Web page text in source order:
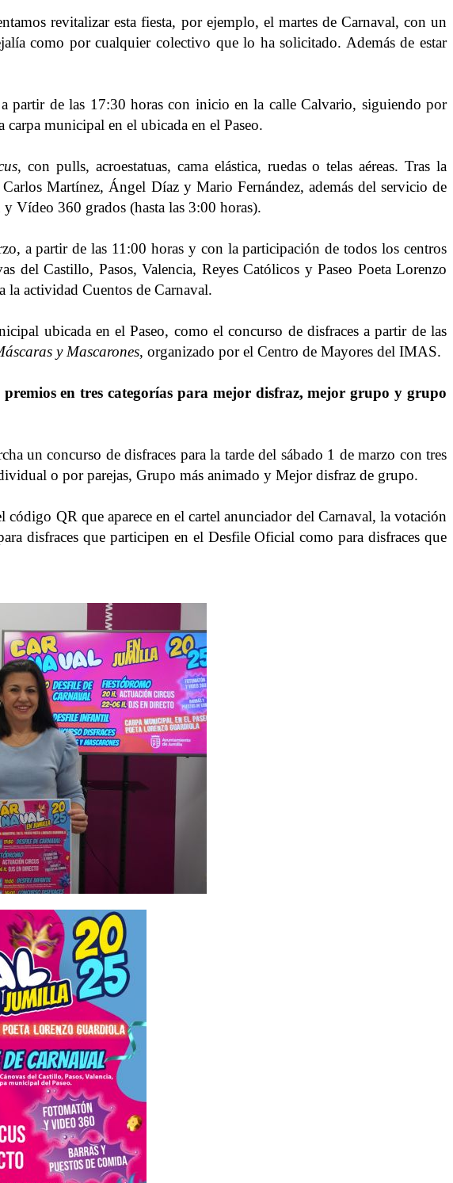
revitalizar esta fiesta, por ejemplo, el martes de Carnaval, con un
como por cualquier colectivo que lo ha solicitado. Además de estar
partir de las 17:30 horas con inicio en la calle Calvario, siguiendo por
municipal en el ubicada en el Paseo.
, con pulls, acroestatuas, cama elástica, ruedas o telas aéreas. Tras la
Martínez, Ángel Díaz y Mario Fernández, además del servicio de
Vídeo 360 grados (hasta las 3:00 horas).
a partir de las 11:00 horas y con la participación de todos los centros
del Castillo, Pasos, Valencia, Reyes Católicos y Paseo Poeta Lorenzo
la actividad Cuentos de Carnaval.
ubicada en el Paseo, como el concurso de disfraces a partir de las
y Mascarones, organizado por el Centro de Mayores del IMAS.
en tres categorías para mejor disfraz, mejor grupo y grupo
un concurso de disfraces para la tarde del sábado 1 de marzo con tres
o por parejas, Grupo más animado y Mejor disfraz de grupo.
código QR que aparece en el cartel anunciador del Carnaval, la votación
disfraces que participen en el Desfile Oficial como para disfraces que